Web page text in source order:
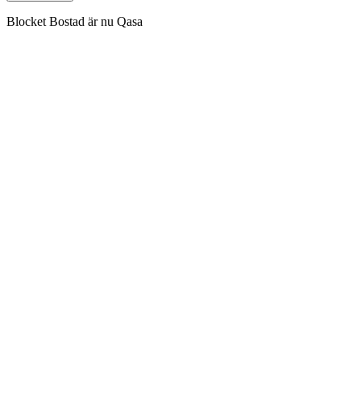
Blocket Bostad är nu Qasa